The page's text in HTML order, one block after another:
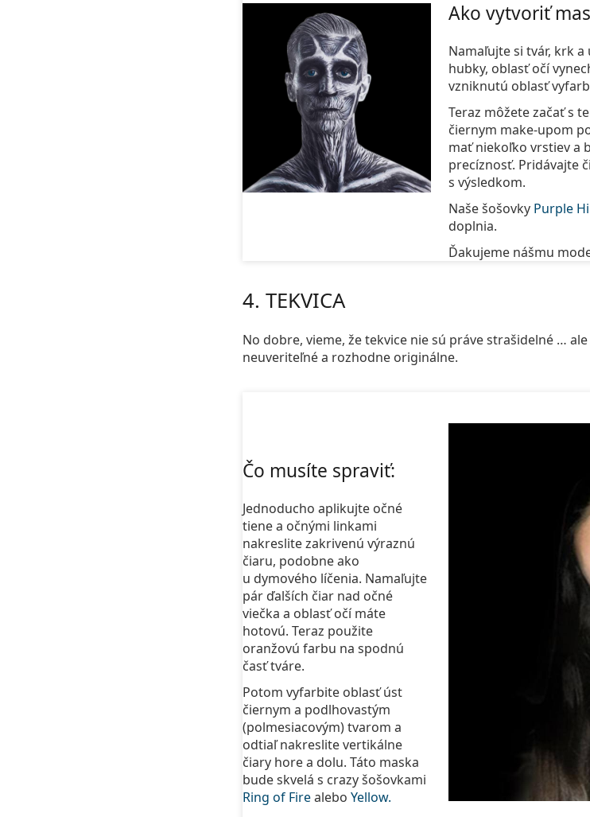
Ako vytvoriť
Namaľujte si tvár, krk a
hubky, oblasť očí
vzniknutú oblasť
Teraz môžete začať s
čiernym make-upom
mať niekoľko vrstiev a
precíznosť. Pridávajte
s výsledkom.
Naše šošovky Purple
doplnia.
Ďakujeme nášmu
4. TEKVICA
No dobre, vieme, že tekvice nie sú práve strašidelné …
neuveriteľné a rozhodne originálne.
Čo musíte spraviť:
Jednoducho aplikujte očné
tiene a očnými linkami
nakreslite zakrivenú výraznú
čiaru, podobne ako
u dymového líčenia. Namaľujte
pár ďalších čiar nad očné
viečka a oblasť očí máte
hotovú. Teraz použite
oranžovú farbu na spodnú
časť tváre.
Potom vyfarbite oblasť úst
čiernym a podlhovastým
(polmesiacovým) tvarom a
odtiaľ nakreslite vertikálne
čiary hore a dolu. Táto maska
bude skvelá s crazy šošovkami
Ring of Firealebo Yellow.